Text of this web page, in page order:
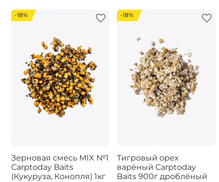
-18%
Зерновая смесь MIX №1
Carptoday Baits
(Кукуруза, Конопля) 1кг
-18%
Тигровый орех
варёный Carptoday
Baits 900г дроблёный